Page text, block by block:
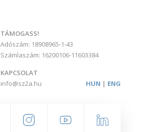
TÁMOGASS!
Adószám: 18908965-1-43
Számlaszám: 16200106-11603384
KAPCSOLAT
info@sz2a.hu
HUN | ENG